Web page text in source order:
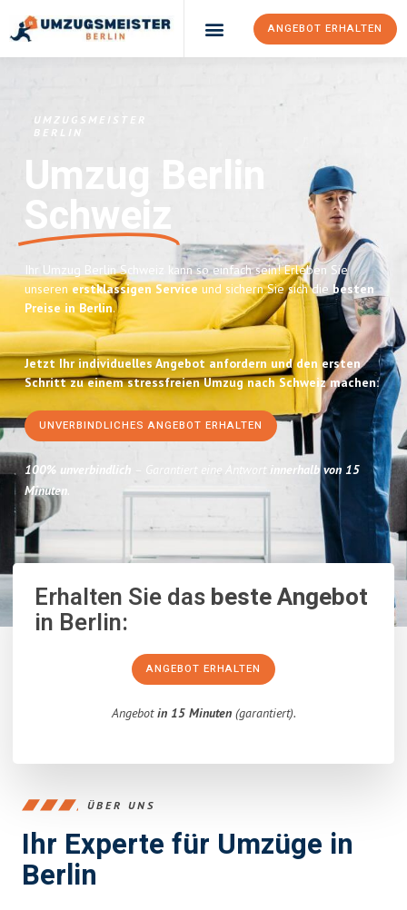
ANGEBOT ERHALTEN
UMZUGSMEISTER
BERLIN
Umzug Berlin
Schweiz
Ihr Umzug Berlin Schweiz kann so einfach sein! Erleben Sie
unserenerstklassigen Serviceund sichern Sie sich diebesten
Preise in Berlin.
Jetzt Ihr individuelles Angebot anfordern und den ersten
Schritt zu einem stressfreien Umzug nach Schweiz machen:
UNVERBINDLICHES ANGEBOT ERHALTEN
100% unverbindlich – Garantiert eine Antwort innerhalb von 15
Minuten.
Erhalten Sie dasbeste Angebot
in Berlin:
ANGEBOT ERHALTEN
Angebotin 15 Minuten(garantiert).
ÜBER UNS
Ihr Experte für Umzüge in
Berlin